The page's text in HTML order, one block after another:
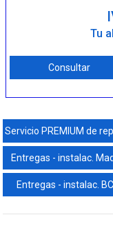
Tu
Consultar
Servicio PREMIUM de
Entregas - instalac.
Entregas - instalac.